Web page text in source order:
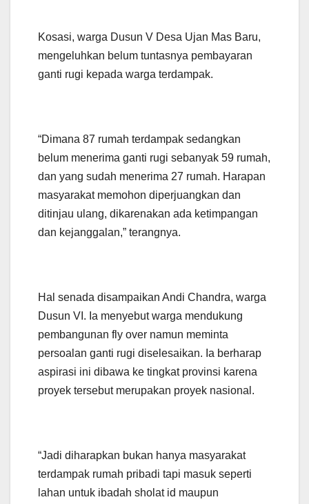
Kosasi, warga Dusun V Desa Ujan Mas Baru,
mengeluhkan belum tuntasnya pembayaran
ganti rugi kepada warga terdampak.
“Dimana 87 rumah terdampak sedangkan
belum menerima ganti rugi sebanyak 59 rumah,
dan yang sudah menerima 27 rumah. Harapan
masyarakat memohon diperjuangkan dan
ditinjau ulang, dikarenakan ada ketimpangan
dan kejanggalan,” terangnya.
Hal senada disampaikan Andi Chandra, warga
Dusun VI. Ia menyebut warga mendukung
pembangunan fly over namun meminta
persoalan ganti rugi diselesaikan. Ia berharap
aspirasi ini dibawa ke tingkat provinsi karena
proyek tersebut merupakan proyek nasional.
“Jadi diharapkan bukan hanya masyarakat
terdampak rumah pribadi tapi masuk seperti
lahan untuk ibadah sholat id maupun